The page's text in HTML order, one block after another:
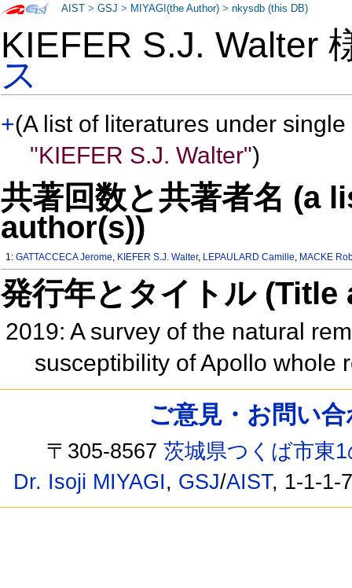
KIEFER S.J. Walter
ス
+(A list of literatures under
"KIEFER S.J. Walter")
共著回数と共著者名 (a
author(s))
1:GATTACCECA Jerome, KIEFER S.J. Walter, LEPAULARD Camille, MACKE
発行年とタイトル
2019: A survey of the natural
susceptibility of Apollo whole
AIST >GSJ > MIYAGI(the Author) >nkysdb (this DB)
ご意見・お問い
〒305-8567茨城県つくば市東
Dr. Isoji MIYAGI, GSJ/AIST, 1-1-1-